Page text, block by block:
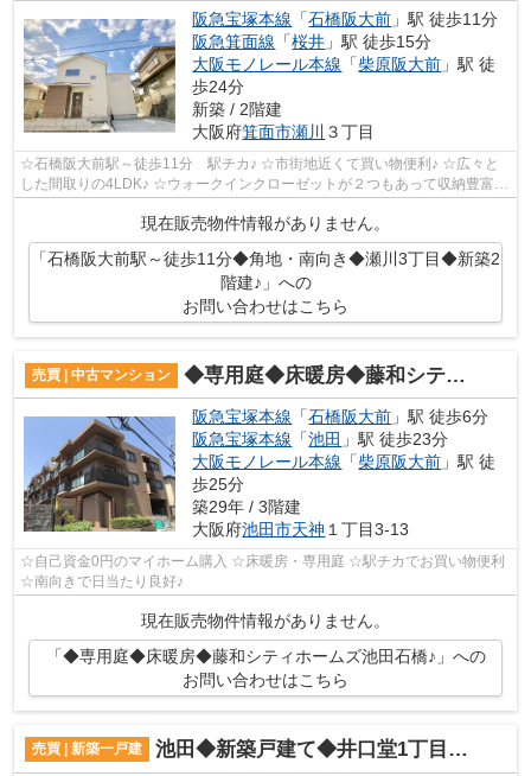
阪急宝塚本線 「石橋阪大前 」駅 徒歩11分
阪急箕面線 「桜井 」駅 徒歩15分
大阪モノレール本線 「柴原阪大前 」駅 徒
歩24分
新築 / 2階建
大阪府箕面市瀬川 ３丁目
☆石橋阪大前駅～徒歩11分 駅チカ♪ ☆市街地近くて買い物便利♪ ☆広々と
した間取りの4LDK♪ ☆ウォークインクローゼットが２つもあって収納豊富♪
☆全室南向き、陽当たり良好♪
現在販売物件情報がありません。
「石橋阪大前駅～徒歩11分◆角地・南向き◆瀬川3丁目◆新築2
階建♪」への
お問い合わせはこちら
売買 | 中古マンション ◆専用庭◆床暖房◆藤和シティホームズ池田石橋♪
阪急宝塚本線 「石橋阪大前 」駅 徒歩6分
阪急宝塚本線 「池田 」駅 徒歩23分
大阪モノレール本線 「柴原阪大前 」駅 徒
歩25分
築29年 / 3階建
大阪府池田市天神 １丁目3-13
☆自己資金0円のマイホーム購入 ☆床暖房・専用庭 ☆駅チカでお買い物便利
☆南向きで日当たり良好♪
現在販売物件情報がありません。
「◆専用庭◆床暖房◆藤和シティホームズ池田石橋♪」への
お問い合わせはこちら
売買 | 新築一戸建 池田◆新築戸建て◆井口堂1丁目 4LDK♪